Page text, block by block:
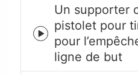
Episode
play
icon
Un supporter
pistolet pour
pour
ligne de but